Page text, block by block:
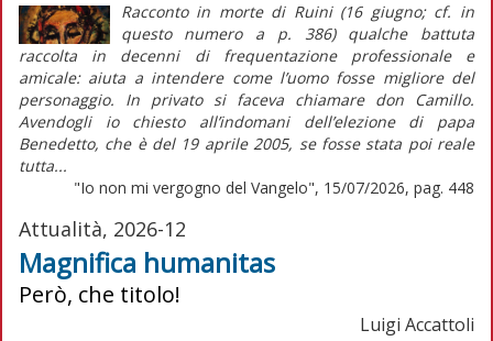
Racconto in morte di Ruini (16 giugno; cf. in
questo numero a p. 386) qualche battuta
raccolta in decenni di frequentazione professionale e
amicale: aiuta a intendere come l’uomo fosse migliore del
personaggio. In privato si faceva chiamare don Camillo.
Avendogli io chiesto all’indomani dell’elezione di papa
Benedetto, che è del 19 aprile 2005, se fosse stata poi reale
tutta...
"Io non mi vergogno del Vangelo", 15/07/2026, pag. 448
Attualità, 2026-12
Magnifica humanitas
Però, che titolo!
Luigi Accattoli